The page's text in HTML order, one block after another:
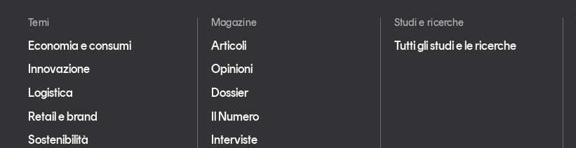
Temi
Economia e consumi
Innovazione
Logistica
Retail e brand
Sostenibilità
Magazine
Articoli
Opinioni
Dossier
Il Numero
Interviste
Studi e ricerche
Tutti gli studi e le ricerche